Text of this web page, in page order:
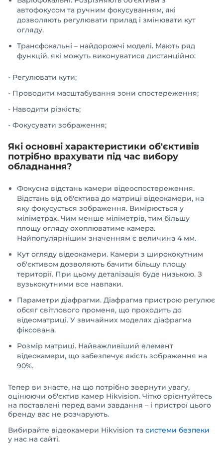
автофокусом та ручним фокусуванням, які
дозволяють регулювати прилад і змінювати кут
огляду.
Трансфокальні – найдорожчі моделі. Мають ряд
функцій, які можуть виконуватися дистанційно:
- Регулювати кути;
- Проводити масштабування зони спостереження;
- Наводити різкість;
- Фокусувати зображення;
Які основні характеристики об'єктивів
потрібно врахувати під час вибору
обладнання?
Фокусна відстань камери відеоспостереження.
Відстань від об'єктива до матриці відеокамери, на
яку фокусується зображення. Вимірюється у
міліметрах. Чим менше міліметрів, тим більшу
площу огляду охоплюватиме камера.
Найпопулярнішим значенням є величина 4 мм.
Кут огляду відеокамери. Камери з ширококутним
об'єктивом дозволяють бачити більшу площу
території. При цьому деталізація буде низькою. З
вузькокутними все навпаки.
Параметри діафрагми. Діафрагма пристрою регулює
обсяг світлового променя, що проходить до
відеоматриці. У звичайних моделях діафрагма
фіксована.
Розмір матриці. Найважливіший елемент
відеокамери, що забезпечує якість зображення на
90%.
Тепер ви знаєте, на що потрібно звернути увагу,
оцінюючи об'єктив камер Hikvision. Чітко орієнтуйтесь
на поставлені перед вами завдання – і пристрої цього
бренду вас не розчарують.
Вибирайте відеокамери Hikvision та системи безпеки
у нас на сайті.